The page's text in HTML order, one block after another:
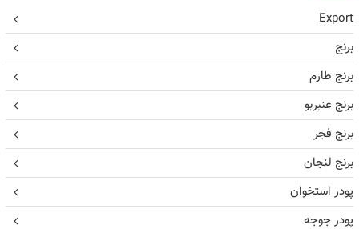
Export
برنج
برنج طارم
برنج عنبربو
برنج فجر
برنج لنجان
پودر استخوان
پودر جوجه